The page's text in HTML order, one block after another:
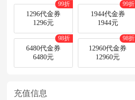
99折
1296代金券
1296元
99折
1944代金券
1944元
98折
6480代金券
6480元
98折
12960代金券
12960元
充值信息